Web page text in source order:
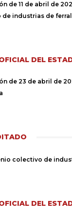
de 11 de abril de
industrias de
DEL
de 23 de abril de
colectivo de
DEL